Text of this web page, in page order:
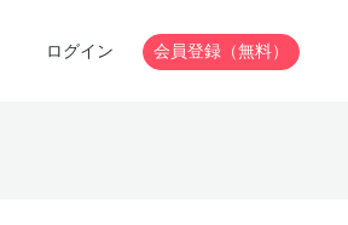
ログイン 会員登録（無料）